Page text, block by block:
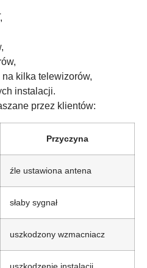
kilka telewizorów,
instalacji.
przez klientów:
Przyczyna
źle ustawiona antena
słaby sygnał
uszkodzony wzmacniacz
uszkodzenie instalacji